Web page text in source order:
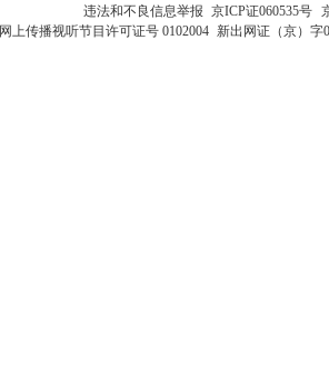
违法和不良信息举报 京ICP证060535号
网上传播视听节目许可证号 0102004 新出网证（京）